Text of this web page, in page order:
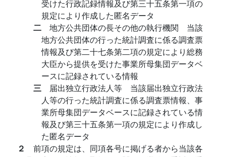
受けた行政記録情報及び第三十五条第一項の
規定により作成した匿名データ
二 地方公共団体の長その他の執行機関 当該
地方公共団体の行った統計調査に係る調査票
情報及び第二十七条第二項の規定により総務
大臣から提供を受けた事業所母集団データベ
ースに記録されている情報
三 届出独立行政法人等 当該届出独立行政法
人等の行った統計調査に係る調査票情報、事
業所母集団データベースに記録されている情
報及び第三十五条第一項の規定により作成し
た匿名データ
２ 前項の規定は、同項各号に掲げる者から当該各